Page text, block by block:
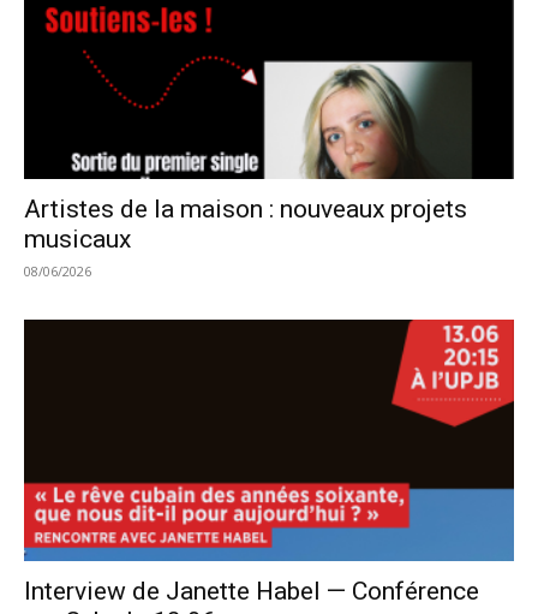
Artistes de la maison : nouveaux projets
musicaux
08/06/2026
Interview de Janette Habel — Conférence